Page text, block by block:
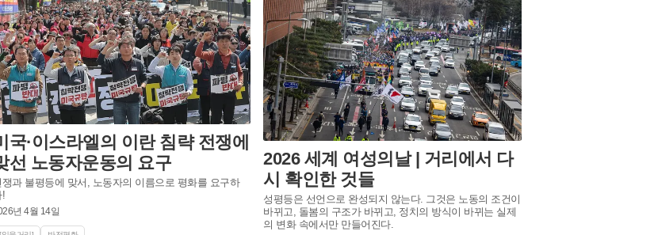
국·이스라엘의 이란 침략 전쟁에
선 노동자운동의 요구
쟁과 불평등에 맞서, 노동자의 이름으로 평화를 요구하
!
년 4월 14일
2026 세계 여성의날 | 거리에서 다
시 확인한 것들
성평등은 선언으로 완성되지 않는다. 그것은 노동의 조건이
바뀌고, 돌봄의 구조가 바뀌고, 정치의 방식이 바뀌는 실제
의 변화 속에서만 만들어진다.